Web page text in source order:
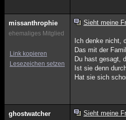
missanthrophie
ehemaliges Mitglied
Link kopieren
Lesezeichen setzen
Sieht meine
Ich denke nicht,
Das mit der
Du hast gesagt,
Ist sie denn
Hat sie sich
ghostwatcher Sieht meine